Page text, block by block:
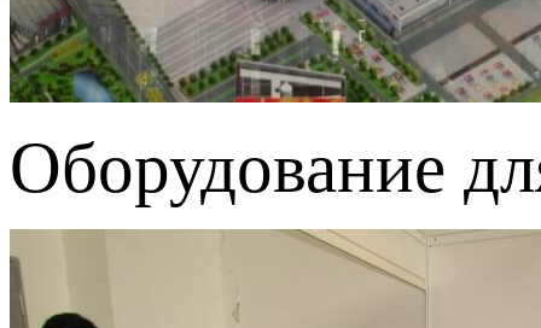
Оборудование